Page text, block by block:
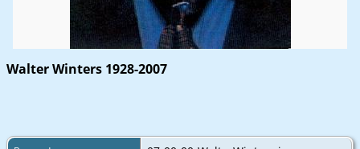
Walter Winters 1928-2007